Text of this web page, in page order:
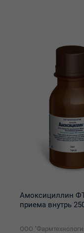
Амоксициллин
приема внутрь
ООО